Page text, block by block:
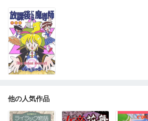
他の人気作品